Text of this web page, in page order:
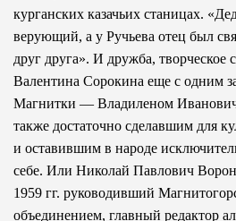
курганских казачьих станицах.
верующий, а у Ручьева отец был
друг друга». И дружба, творческое
Валентина Сорокина еще с одним
Магнитки — Владиленом
также достаточно сделавшим для
и оставившим в народе
себе. Или Николай Павлович
1959 гг. руководивший
объединением, главный редактор